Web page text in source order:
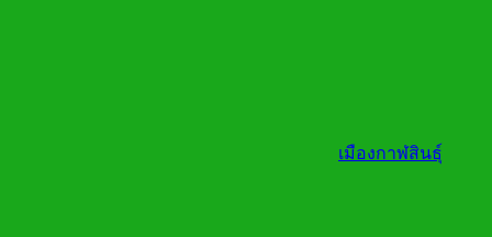
เมืองกาฬสินธุ์